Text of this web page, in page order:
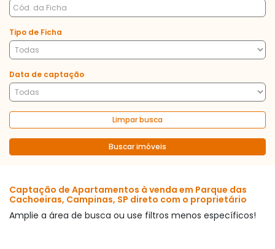
Tipo de Ficha
Data de captação
Limpar busca
Buscar imóveis
Captação de Apartamentos à venda em Parque das
Cachoeiras, Campinas, SP direto com o proprietário
Amplie a área de busca ou use filtros menos específicos!